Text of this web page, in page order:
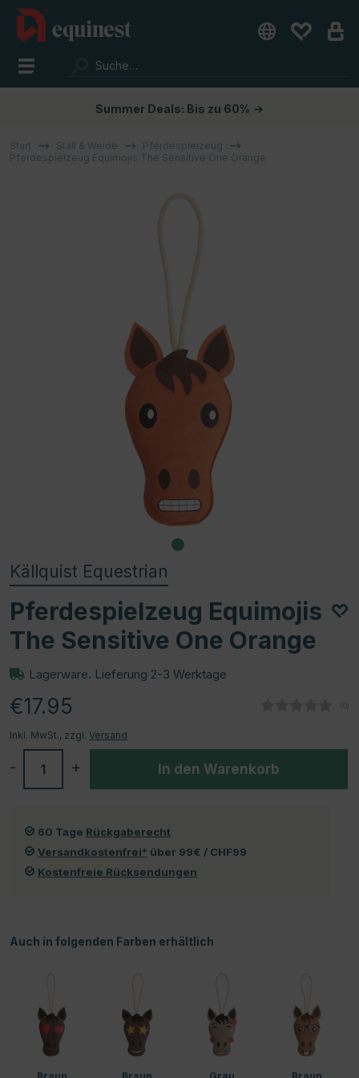
Summer Deals: Bis zu 60% →
Start Stall & Weide
Pferdespielzeug
Pferdespielzeug Equimojis The Sensitive One Orange
Källquist Equestrian
Pferdespielzeug Equimojis
The Sensitive One Orange
Lagerware. Lieferung 2-3 Werktage
€17.95
Inkl. MwSt., zzgl. Versand
+
- In den Warenkorb
60 Tage Rückgaberecht
Versandkostenfrei* über 99€ / CHF99
Kostenfreie Rücksendungen
Auch in folgenden Farben erhältlich